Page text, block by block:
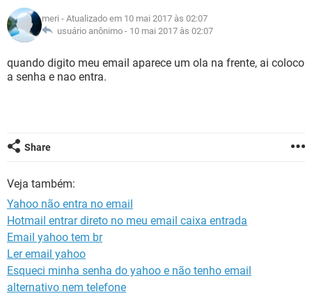
INSTAGRAM
GUIA DE COMPRAS
OUTLOOK EXCEL
INSTAGRAM
GUIA DE COMPRAS
JOGOS
CELULAR FACEBOOK
INSTAGRAM
GLOSSÁRIO
JOGOS
CELULAR FACEBOOK
meri - Atualizado em 10 mai 2017 às 02:07
usuário anônimo - 10 mai 2017 às 02:07
quando digito meu email aparece um ola na frente, ai coloco
a senha e nao entra.
Share
Veja também:
Yahoo não entra no email
Hotmail entrar direto no meu email caixa entrada
Email yahoo tem br
Ler email yahoo
Esqueci minha senha do yahoo e não tenho email
alternativo nem telefone